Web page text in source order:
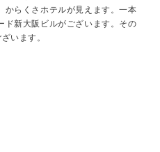
からくさホテルが見えます。一本
ド新大阪ビルがございます。その
います。